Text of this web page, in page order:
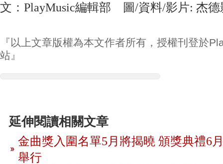
文：PlayMusic編輯部 圖/資料/影片: 杰德
『以上文章版權為本文作者所有，授權刊登於
站』
延伸閱讀相關文章
金曲獎入圍名單5月將揭曉 頒獎典禮6
舉行